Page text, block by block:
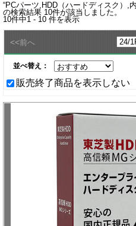
“PCパーツ,HDD（ハードディスク）,
の検索結果 10件が該当しました。
10件中1 - 10 件を表示
<<前へ
並べ替え：
販売終了商品を表示しない